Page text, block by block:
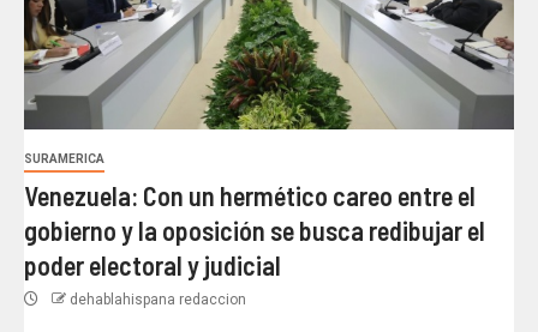
SURAMERICA
Venezuela: Con un hermético careo entre el
gobierno y la oposición se busca redibujar el
poder electoral y judicial
dehablahispana redaccion